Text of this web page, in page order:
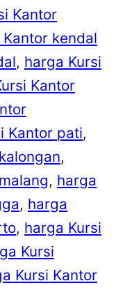
Kantor
kendal
, harga Kursi
Kantor
Kantor pati
, harga
, harga
, harga Kursi
Kursi
Kursi Kantor